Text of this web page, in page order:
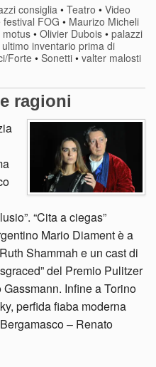
consiglia • Teatro • Video
festival FOG • Maurizo Micheli
motus • Olivier Dubois • palazzi
ultimo inventario prima di
Forte• Sonetti • valter malosti
ragioni
“Cita a ciegas”
Mario Diament è a
Shammah e un cast di
del Premio Pulitzer
Infine a Torino
perfida fiaba moderna
– Renato